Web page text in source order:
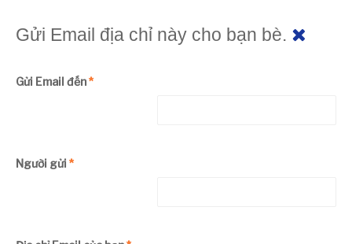
Gửi Email địa chỉ này cho bạn bè.
Gửi Email đến*
Người gửi *